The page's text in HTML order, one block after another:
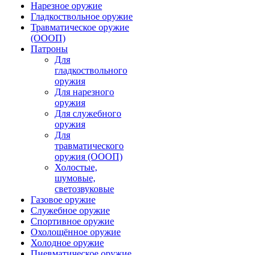
Нарезное оружие
Гладкоствольное оружие
Травматическое оружие
(ОООП)
Патроны
Для
гладкоствольного
оружия
Для нарезного
оружия
Для служебного
оружия
Для
травматического
оружия (ОООП)
Холостые,
шумовые,
светозвуковые
Газовое оружие
Служебное оружие
Спортивное оружие
Охолощённое оружие
Холодное оружие